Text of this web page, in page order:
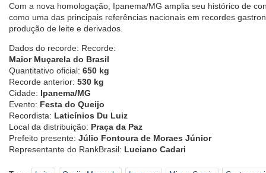
Com a nova homologação, Ipanema/MG amplia seu histórico de
como uma das principais referências nacionais em recordes
produção de leite e derivados.
Dados do recorde: Recorde:
Maior Muçarela do Brasil
Quantitativo oficial: 650 kg
Recorde anterior: 530 kg
Cidade: Ipanema/MG
Evento: Festa do Queijo
Recordista: Laticínios Du Luiz
Local da distribuição: Praça da Paz
Prefeito presente: Júlio Fontoura de Moraes Júnior
Representante do RankBrasil: Luciano Cadari